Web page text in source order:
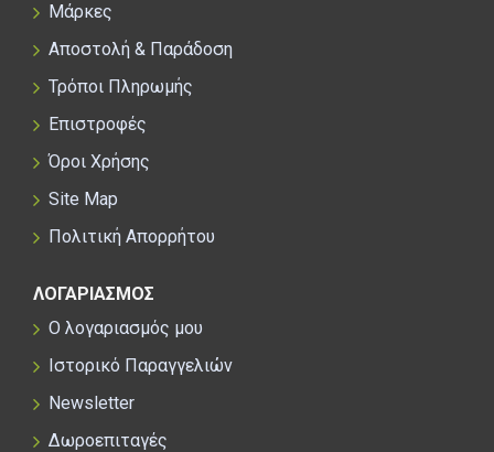
Μάρκες
Αποστολή & Παράδοση
Τρόποι Πληρωμής
Επιστροφές
Όροι Χρήσης
Site Map
Πολιτική Απορρήτου
ΛΟΓΑΡΙΑΣΜΟΣ
Ο λογαριασμός μου
Ιστορικό Παραγγελιών
Newsletter
Δωροεπιταγές